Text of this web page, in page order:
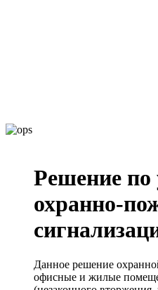
Решение по
охранно-
Данное решение
офисные и жилые